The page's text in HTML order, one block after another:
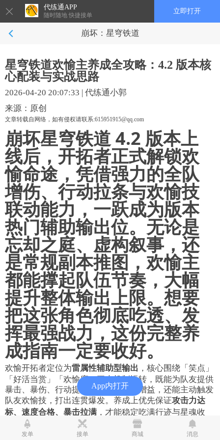
代练通APP
随时随地 快捷接单
立即打开
崩坏：星穹铁道
App内打开
星穹铁道欢愉主养成全攻略：4.2 版本核
心配装与实战思路
2026-04-20 20:07:33 | 代练通小郭
来源：原创
文章转载自网络，如有侵权请联系:615951915@qq.com
崩坏星穹铁道 4.2 版本上
线后，开拓者正式解锁欢
愉命途，凭借强力的全队
增伤、行动拉条与欢愉技
联动能力，一跃成为版本
热门辅助输出位。无论是
忘却之庭、虚构叙事，还
是常规副本推图，欢愉主
都能撑起队伍节奏，大幅
提升整体输出上限。想要
把这张角色彻底吃透、发
挥最强战力，这份完整养
成指南一定要收好。
欢愉开拓者定位为雷属性辅助型输出 ，核心围绕「笑点」
「好活当赏」「欢愉度」三大机制运转，既能为队友提供
暴击、暴伤、行动提前、解控等强力增益，还能主动触发
队友欢愉技，打出连贯爆发。养成上优先保证攻击力达
标、速度合格、暴击拉满 ，才能稳定吃满行迹与星魂收
益。官方给出的参考面板十分清晰：攻击力至少堆到
2200以触发行迹加成，速度建议 160+ 保证出手频率，暴
发单 接单 商城 消息